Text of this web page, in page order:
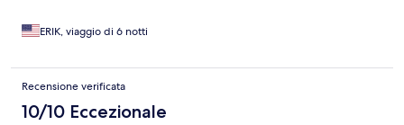
ERIK, viaggio di 6 notti
Recensione verificata
10/10 Eccezionale